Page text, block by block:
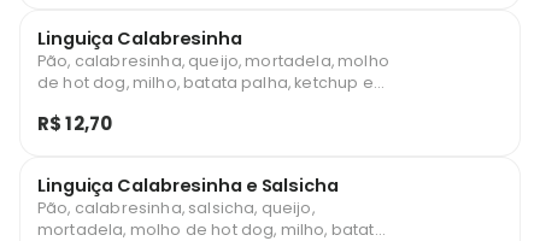
Linguiça Calabresinha
Pão, calabresinha, queijo, mortadela, molho
de hot dog, milho, batata palha, ketchup e
R$ 12,70
Linguiça Calabresinha e Salsicha
Pão, calabresinha, salsicha, queijo,
mortadela, molho de hot dog, milho, batata